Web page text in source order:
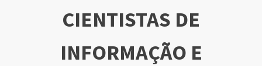
CIENTISTAS DE
INFORMAÇÃO E